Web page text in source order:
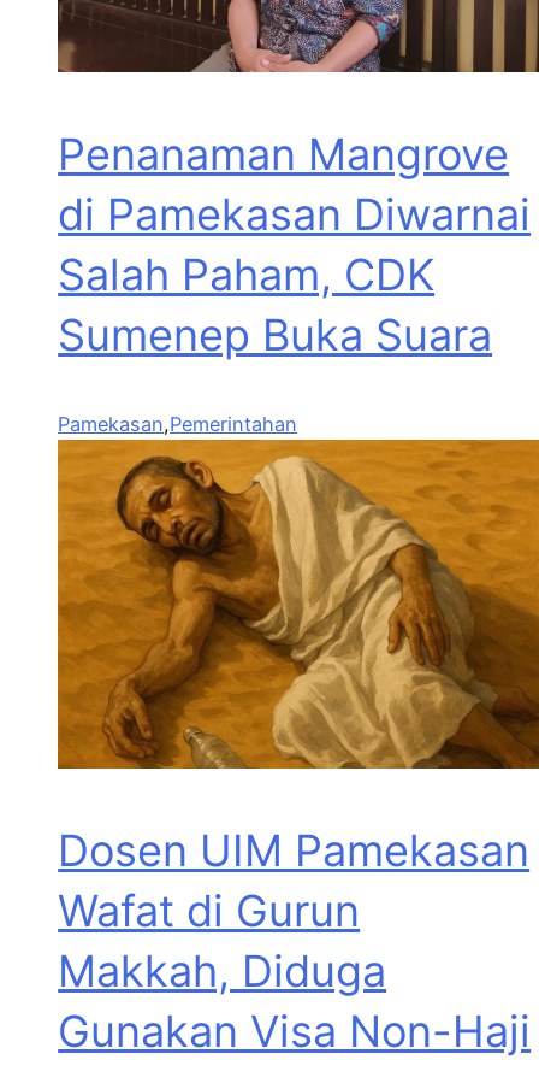
Penanaman Mangrove
di Pamekasan Diwarnai
Salah Paham, CDK
Sumenep Buka Suara
Pamekasan,Pemerintahan
Dosen UIM Pamekasan
Wafat di Gurun
Makkah, Diduga
Gunakan Visa Non-Haji